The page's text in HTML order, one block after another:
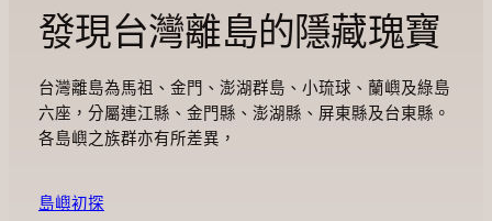
發現台灣離島的隱藏瑰寶
台灣離島為馬祖、金門、澎湖群島、小琉球、蘭嶼及綠島
六座，分屬連江縣、金門縣、澎湖縣、屏東縣及台東縣。
各島嶼之族群亦有所差異，
島嶼初探